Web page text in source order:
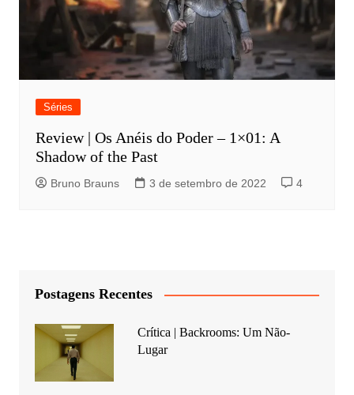
Séries
Review | Os Anéis do Poder – 1×01: A
Shadow of the Past
Bruno Brauns 3 de setembro de 2022 4
Postagens Recentes
Crítica | Backrooms: Um Não-
Lugar